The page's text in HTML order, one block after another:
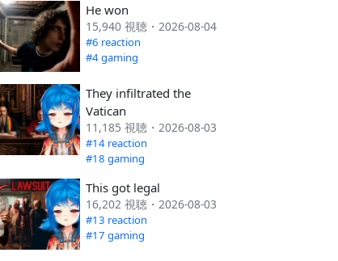
He won
15,940 視聴・2026-08-04
#6 reaction
#4 gaming
They infiltrated the
Vatican
11,185 視聴・2026-08-03
#14 reaction
#18 gaming
This got legal
16,202 視聴・2026-08-03
#13 reaction
#17 gaming